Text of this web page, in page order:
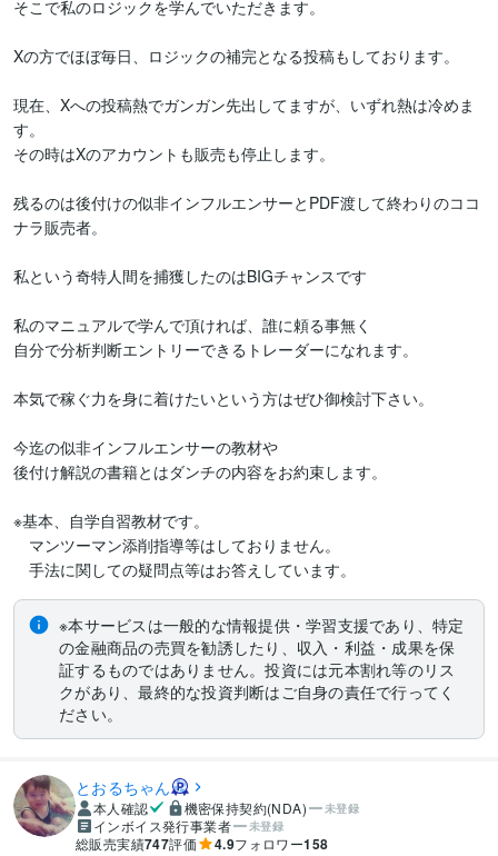
そこで私のロジックを学んでいただきます。
Xの方でほぼ毎日、ロジックの補完となる投稿もしております。
現在、Xへの投稿熱でガンガン先出してますが、いずれ熱は冷めま
す。
その時はXのアカウントも販売も停止します。
残るのは後付けの似非インフルエンサーとPDF渡して終わりのココ
ナラ販売者。
私という奇特人間を捕獲したのはBIGチャンスです
私のマニュアルで学んで頂ければ、誰に頼る事無く
自分で分析判断エントリーできるトレーダーになれます。
本気で稼ぐ力を身に着けたいという方はぜひ御検討下さい。
今迄の似非インフルエンサーの教材や
後付け解説の書籍とはダンチの内容をお約束します。
※基本、自学自習教材です。
マンツーマン添削指導等はしておりません。
※本サービスは一般的な情報提供・学習支援であり、特定
の金融商品の売買を勧誘したり、収入・利益・成果を保
証するものではありません。投資には元本割れ等のリス
クがあり、最終的な投資判断はご自身の責任で行ってく
ださい。
とおるちゃん
本人確認 機密保持契約(NDA) 未登録
インボイス発行事業者 未登録
総販売実績747評価 4.9フォロワー158